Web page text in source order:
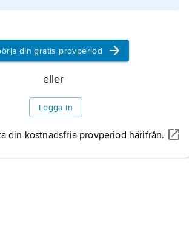
din gratis provperiod
eller
Logga in
din kostnadsfria provperiod härifrån.